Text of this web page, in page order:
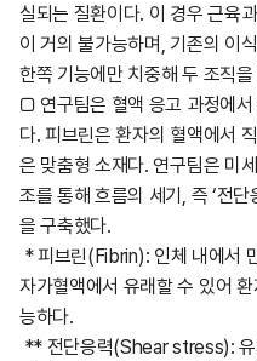
실되는 질환이다. 이 경우 근육
이 거의 불가능하며, 기존의 이
한쪽 기능에만 치중해 두 조직
□ 연구팀은 혈액 응고 과정에서
다. 피브린은 환자의 혈액에서
은 맞춤형 소재다. 연구팀은 미
조를 통해 흐름의 세기, 즉 ‘전
을 구축했다.
* 피브린(Fibrin): 인체 내에서
자가혈액에서 유래할 수 있어
능하다.
** 전단응력(Shear stress): 유